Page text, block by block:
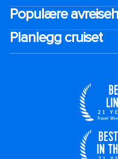
Populære
Planlegg cruiset